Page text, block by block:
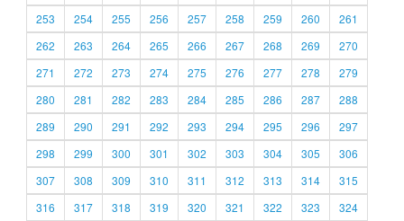
253
254 255 256 257 258 259 260
261
262
263 264 265 266 267 268 269
270
271
272 273 274 275 276 277 278
279
280
281 282 283 284 285 286 287
288
289
290 291 292 293 294 295 296
297
298
299 300 301 302 303 304 305
306
307
308 309 310 311 312 313 314
315
316
317 318 319 320 321 322 323
324